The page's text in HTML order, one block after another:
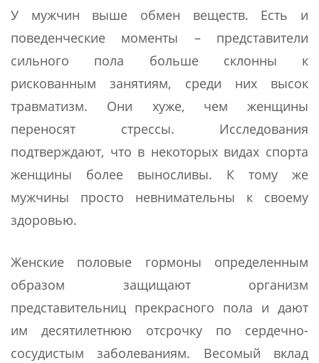
У мужчин выше обмен веществ. Есть и
поведенческие моменты – представители
сильного пола больше склонны к
рискованным занятиям, среди них высок
травматизм. Они хуже, чем женщины
переносят стрессы. Исследования
подтверждают, что в некоторых видах спорта
женщины более выносливы. К тому же
мужчины просто невнимательны к своему
здоровью.
Женские половые гормоны определенным
образом защищают организм
представительниц прекрасного пола и дают
им десятилетнюю отсрочку по сердечно-
сосудистым заболеваниям. Весомый вклад